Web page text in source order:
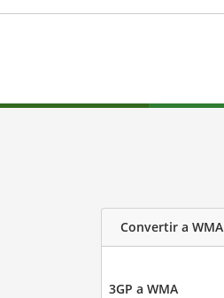
Convertir a WMA
3GP a WMA